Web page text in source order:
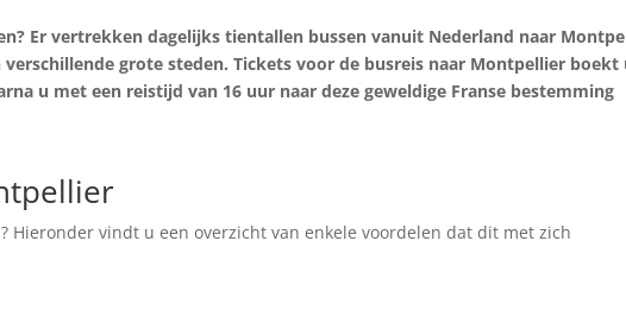
Er vertrekken dagelijks tientallen bussen vanuit Nederland naar
grote steden. Tickets voor de busreis naar Montpellier boekt
u met een reistijd van 16 uur naar deze geweldige Franse bestemming
Hieronder vindt u een overzicht van enkele voordelen dat dit met zich